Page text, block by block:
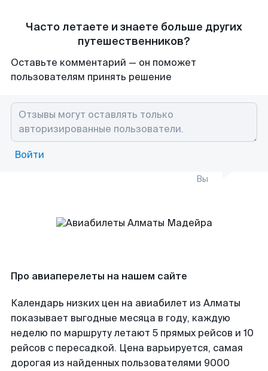
Часто летаете и знаете больше других
путешественников?
Оставьте комментарий — он поможет
пользователям принять решение
Войти
Вы
Про авиаперелеты на нашем сайте
Календарь низких цен на авиабилет из Алматы
показывает выгодные месяца в году, каждую
неделю по маршруту летают 5 прямых рейсов и 10
рейсов с пересадкой. Цена варьируется, самая
дорогая из найденных пользователями 9000